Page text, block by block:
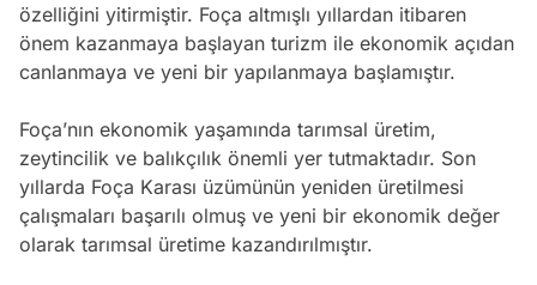
özelliğini yitirmiştir. Foça altmışlı yıllardan itibaren
önem kazanmaya başlayan turizm ile ekonomik açıdan
canlanmaya ve yeni bir yapılanmaya başlamıştır.
Foça’nın ekonomik yaşamında tarımsal üretim,
zeytincilik ve balıkçılık önemli yer tutmaktadır. Son
yıllarda Foça Karası üzümünün yeniden üretilmesi
çalışmaları başarılı olmuş ve yeni bir ekonomik değer
olarak tarımsal üretime kazandırılmıştır.